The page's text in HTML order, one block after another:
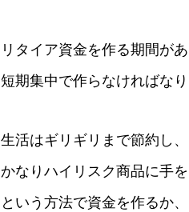
リタイア資金を作る期間が
短期集中で作らなければなり
生活はギリギリまで節約し、
かなりハイリスク商品に手を
という方法で資金を作るか、